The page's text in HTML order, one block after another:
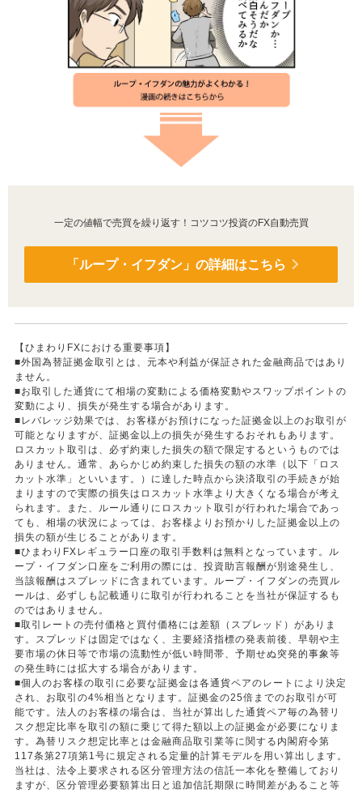
一定の値幅で売買を繰り返す！コツコツ投資のFX自動売買
「ループ・イフダン」の詳細はこちら
【ひまわりFXにおける重要事項】
■外国為替証拠金取引とは、元本や利益が保証された金融商品ではあり
ません。
■お取引した通貨にて相場の変動による価格変動やスワップポイントの
変動により、損失が発生する場合があります。
■レバレッジ効果では、お客様がお預けになった証拠金以上のお取引が
可能となりますが、証拠金以上の損失が発生するおそれもあります。
ロスカット取引は、必ず約束した損失の額で限定するというものでは
ありません。通常、あらかじめ約束した損失の額の水準（以下「ロス
カット水準」といいます。）に達した時点から決済取引の手続きが始
まりますので実際の損失はロスカット水準より大きくなる場合が考え
られます。また、ルール通りにロスカット取引が行われた場合であっ
ても、相場の状況によっては、お客様よりお預かりした証拠金以上の
損失の額が生じることがあります。
■ひまわりFXレギュラー口座の取引手数料は無料となっています。ル
ープ・イフダン口座をご利用の際には、投資助言報酬が別途発生し、
当該報酬はスプレッドに含まれています。ループ・イフダンの売買ル
ールは、必ずしも記載通りに取引が行われることを当社が保証するも
のではありません。
■取引レートの売付価格と買付価格には差額（スプレッド）がありま
す。スプレッドは固定ではなく、主要経済指標の発表前後、早朝や主
要市場の休日等で市場の流動性が低い時間帯、予期せぬ突発的事象等
の発生時には拡大する場合があります。
■個人のお客様の取引に必要な証拠金は各通貨ペアのレートにより決定
され、お取引の4%相当となります。証拠金の25倍までのお取引が可
能です。法人のお客様の場合は、当社が算出した通貨ペア毎の為替リ
スク想定比率を取引の額に乗じて得た額以上の証拠金が必要になりま
す。為替リスク想定比率とは金融商品取引業等に関する内閣府令第
117条第27項第1号に規定される定量的計算モデルを用い算出します。
当社は、法令上要求される区分管理方法の信託一本化を整備しており
ますが、区分管理必要額算出日と追加信託期限に時間差があること等